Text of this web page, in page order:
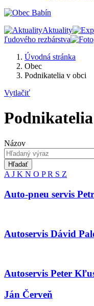
Aktuality
ľudového rezbárstva
Úvodná stránka
Obec
Podnikatelia v obci
Vytlačiť
Názov
Hľadať
A J K N O PR S Z
Auto-pneu servis
Autoservis Dávid
Autoservis Peter
Ján Červeň